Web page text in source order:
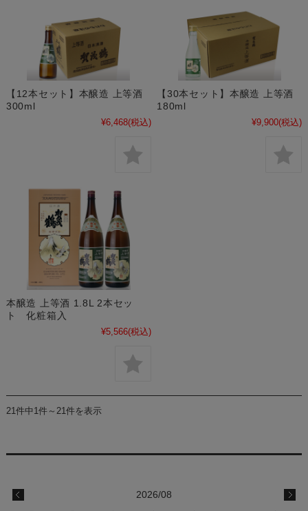
【12本セット】本醸造 上等酒
300ml
¥6,468(税込)
【30本セット】本醸造 上等酒
180ml
¥9,900(税込)
本醸造 上等酒 1.8L 2本セッ
ト 化粧箱入
¥5,566(税込)
21件中1件～21件を表示
2026/08